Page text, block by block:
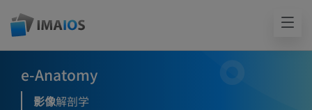
e-Anatomy
影像解剖学